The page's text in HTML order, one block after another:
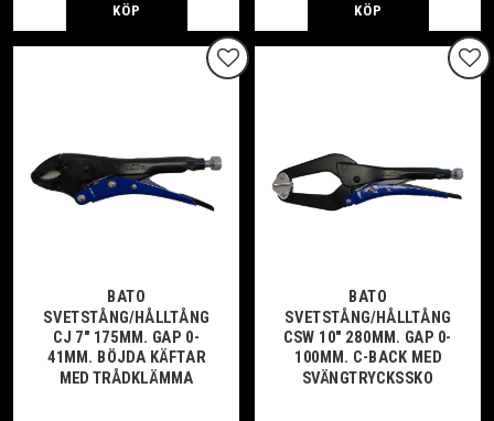
KÖP KÖP
BATO
SVETSTÅNG/HÅLLTÅNG
CJ 7" 175MM. GAP 0-
41MM. BÖJDA KÄFTAR
MED TRÅDKLÄMMA
Lägg till i favoriter
BATO
SVETSTÅNG/HÅLLTÅNG
CSW 10" 280MM. GAP 0-
100MM. C-BACK MED
SVÄNGTRYCKSSKO